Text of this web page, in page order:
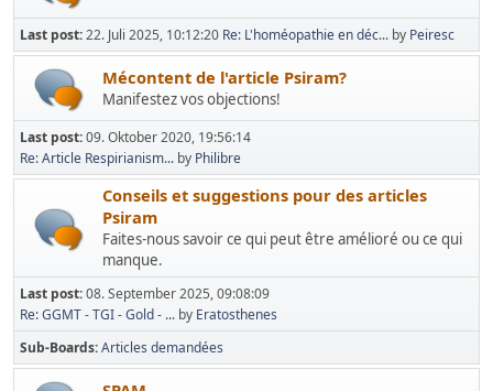
Last post:22. Juli 2025, 10:12:20 Re: L'homéopathie en déc... by Peiresc
Mécontent de l'article Psiram?
Manifestez vos objections!
Last post:09. Oktober 2020, 19:56:14
Re: Article Respirianism... by Philibre
Conseils et suggestions pour des articles
Psiram
Faites-nous savoir ce qui peut être amélioré ou ce qui
manque.
Last post:08. September 2025, 09:08:09
Re: GGMT - TGI - Gold - ... by Eratosthenes
Sub-Boards Articles demandées